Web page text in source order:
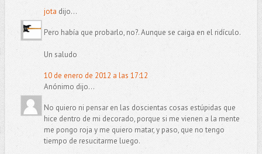
jota dijo...
Pero había que probarlo, no?. Aunque se caiga en el ridículo.
Un saludo
10 de enero de 2012 a las 17:12
Anónimo dijo...
No quiero ni pensar en las doscientas cosas estúpidas que
hice dentro de mi decorado, porque si me vienen a la mente
me pongo roja y me quiero matar, y paso, que no tengo
tiempo de resucitarme luego.